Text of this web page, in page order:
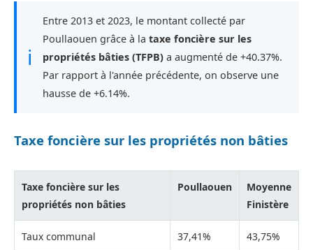
ℹ
Entre 2013 et 2023, le montant collecté par
Poullaouen grâce à la taxe foncière sur les
propriétés bâties (TFPB) a augmenté de +40.37%.
Par rapport à l'année précédente, on observe une
hausse de +6.14%.
Taxe foncière sur les propriétés non bâties
Taxe foncière sur les
propriétés non bâties
Poullaouen
Moyenne
Finistère
Taux communal 37,41% 43,75%